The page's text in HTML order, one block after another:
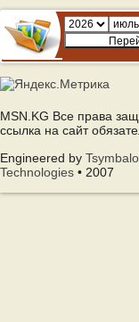
MSN.KG Все права
ссылка на сайт
Engineered by
Technologies • 2007